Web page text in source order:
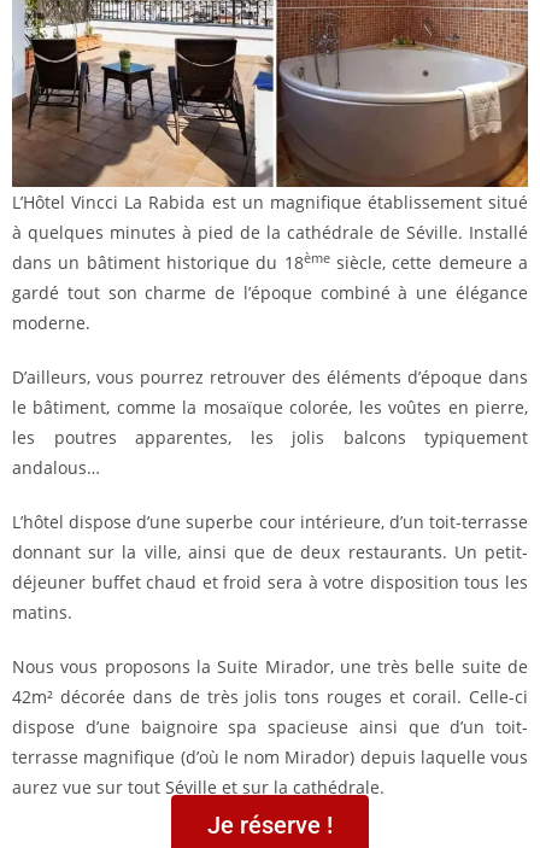
L’Hôtel Vincci La Rabida est un magnifique établissement situé
à quelques minutes à pied de la cathédrale de Séville. Installé
dans un bâtiment historique du 18èmesiècle, cette demeure a
gardé tout son charme de l’époque combiné à une élégance
moderne.
D’ailleurs, vous pourrez retrouver des éléments d’époque dans
le bâtiment, comme la mosaïque colorée, les voûtes en pierre,
les poutres apparentes, les jolis balcons typiquement
andalous…
L’hôtel dispose d’une superbe cour intérieure, d’un toit-terrasse
donnant sur la ville, ainsi que de deux restaurants. Un petit-
déjeuner buffet chaud et froid sera à votre disposition tous les
matins.
Nous vous proposons la Suite Mirador, une très belle suite de
42m² décorée dans de très jolis tons rouges et corail. Celle-ci
dispose d’une baignoire spa spacieuse ainsi que d’un toit-
terrasse magnifique (d’où le nom Mirador) depuis laquelle vous
aurez vue sur tout Séville et sur la cathédrale.
Je réserve !